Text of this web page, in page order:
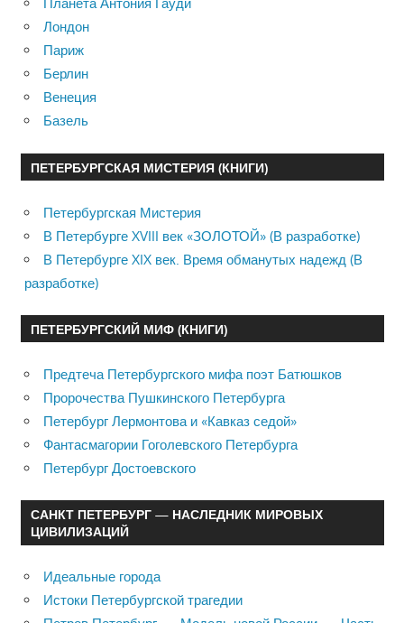
Планета Антония Гауди
Лондон
Париж
Берлин
Венеция
Базель
ПЕТЕРБУРГСКАЯ МИСТЕРИЯ (КНИГИ)
Петербургская Мистерия
В Петербурге XVIII век «ЗОЛОТОЙ» (В разработке)
В Петербурге XIX век. Время обманутых надежд (В
разработке)
ПЕТЕРБУРГСКИЙ МИФ (КНИГИ)
Предтеча Петербургского мифа поэт Батюшков
Пророчества Пушкинского Петербурга
Петербург Лермонтова и «Кавказ седой»
Фантасмагории Гоголевского Петербурга
Петербург Достоевского
САНКТ ПЕТЕРБУРГ — НАСЛЕДНИК МИРОВЫХ
ЦИВИЛИЗАЦИЙ
Идеальные города
Истоки Петербургской трагедии